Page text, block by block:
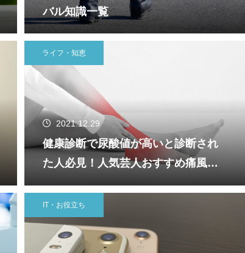
バル知識一覧
ライフ・知恵
2021.12.29
健康診断で尿酸値が高いと診断され
た人必見！人気芸人おすすめ痛風対
IT・お役立ち